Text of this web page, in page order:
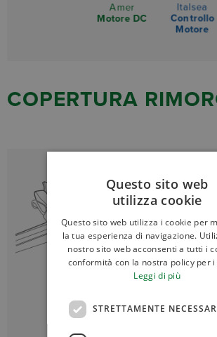
Amer
Motore DC
Italsea
Controllo
Motore
COPERTURA
Questo sito web
utilizza cookie
Questo sito web utilizza i cookie per
la tua esperienza di navigazione.
nostro sito web acconsenti a tutti i
conformità con la nostra policy per i
Leggi di più
STRETTAMENTE